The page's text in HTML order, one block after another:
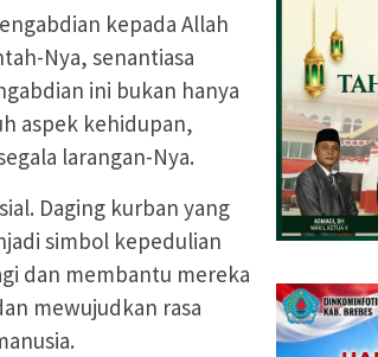
kepada Allah
Nya, senantiasa
ini bukan hanya
aspek kehidupan,
larangan-Nya.
Daging kurban yang
simbol kepedulian
dan membantu mereka
mewujudkan rasa